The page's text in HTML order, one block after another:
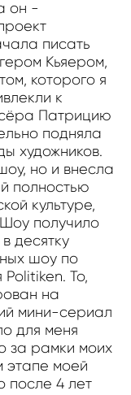
он -
писать
Кьяером,
которого я
к
Патрицию
подняла
художников.
но и внесла
полностью
культуре,
получило
десятку
шоу по
То,
на
мини-сериал
для меня
за рамки моих
этапе моей
после 4 лет